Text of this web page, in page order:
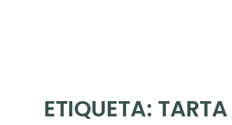
ETIQUETA: TARTA